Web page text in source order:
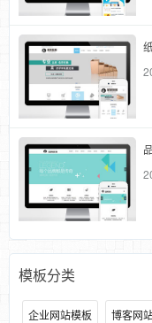
模板分类
企业网站模板 博客网